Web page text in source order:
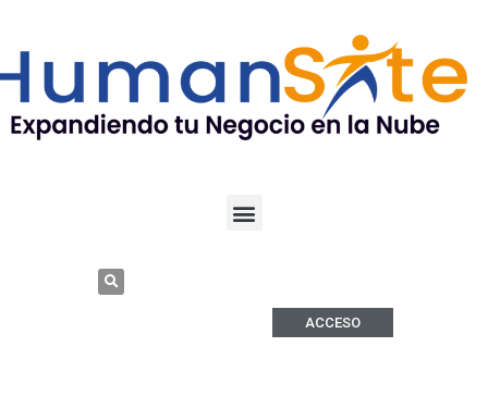
ACCESO